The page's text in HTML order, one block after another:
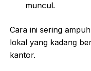
muncul.
Cara ini sering
lokal yang kadang
kantor.